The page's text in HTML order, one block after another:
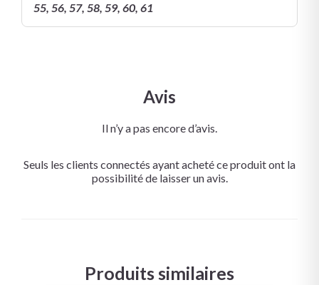
55, 56, 57, 58, 59, 60, 61
Avis
Il n’y a pas encore d’avis.
Seuls les clients connectés ayant acheté ce produit ont la
possibilité de laisser un avis.
Produits similaires